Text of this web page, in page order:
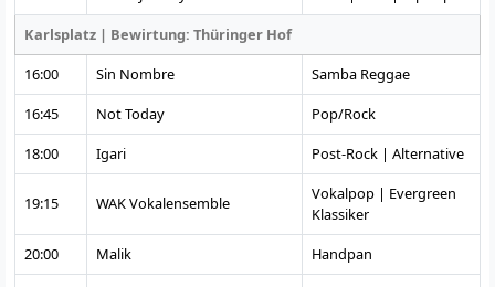
Karlsplatz | Bewirtung: Thüringer Hof
16:00
Sin Nombre
Samba Reggae
16:45
Not Today
Pop/Rock
18:00
Igari Post-Rock | Alternative
19:15 WAK Vokalensemble
Vokalpop | Evergreen
Klassiker
20:00
Malik
Handpan